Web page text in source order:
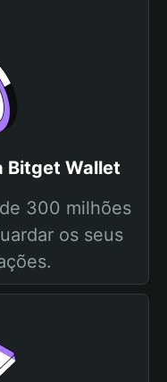
Bitget Wallet
300 milhões
os seus